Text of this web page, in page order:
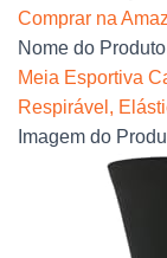
Comprar na
Nome do Produto
Meia Esportiva
Respirável,
Imagem do